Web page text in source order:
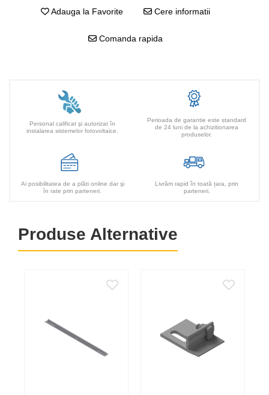
Adauga la Favorite Cere informatii
Comanda rapida
Personal calificat şi autorizat în
instalarea sistemelor fotovoltaice.
Perioada de garantie este standard
de 24 luni de la achizitionarea
produselor.
Ai posibilitatea de a plăti online dar şi
în rate prin parteneri.
Livrăm rapid în toată țara, prin
parteneri.
Produse Alternative